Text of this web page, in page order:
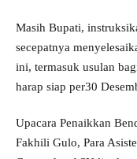
Masih Bupati,
secepatnya
ini, termasuk usulan
harap siap per30
Upacara Penaikkan
Fakhili Gulo, Para